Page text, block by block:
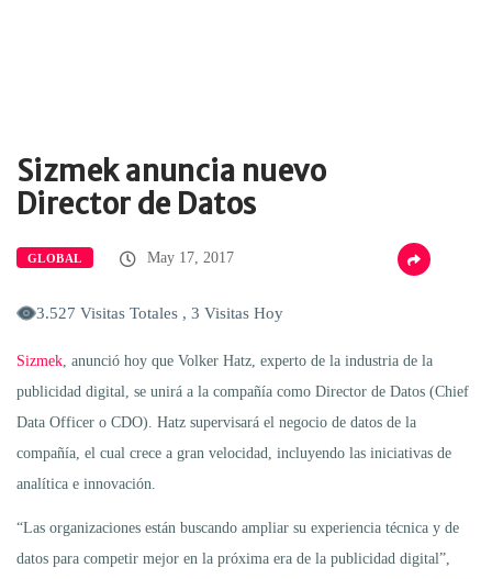
Sizmek anuncia nuevo
Director de Datos
GLOBAL May 17, 2017
3.527 Visitas Totales , 3 Visitas Hoy
Sizmek , anunció hoy que Volker Hatz, experto de la industria de la
publicidad digital, se unirá a la compañía como Director de Datos (Chief
Data Officer o CDO). Hatz supervisará el negocio de datos de la
compañía, el cual crece a gran velocidad, incluyendo las iniciativas de
analítica e innovación.
“Las organizaciones están buscando ampliar su experiencia técnica y de
datos para competir mejor en la próxima era de la publicidad digital”,